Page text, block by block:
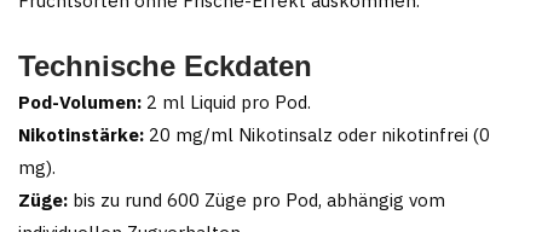
Technische Eckdaten
Pod-Volumen: 2 ml Liquid pro Pod.
Nikotinstärke: 20 mg/ml Nikotinsalz oder nikotinfrei (0
mg).
Züge: bis zu rund 600 Züge pro Pod, abhängig vom